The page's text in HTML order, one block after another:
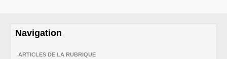
Navigation
ARTICLES DE LA RUBRIQUE